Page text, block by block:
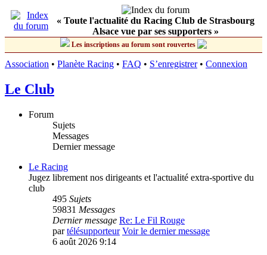
« Toute l'actualité du Racing Club de Strasbourg
Alsace vue par ses supporters »
Les inscriptions au forum sont rouvertes
Association • Planète Racing • FAQ • S’enregistrer• Connexion
Le Club
Forum
Sujets
Messages
Dernier message
Le Racing
Jugez librement nos dirigeants et l'actualité extra-sportive du
club
495 Sujets
59831 Messages
Dernier message Re: Le Fil Rouge
partélésupporteur Voir le dernier message
6 août 2026 9:14